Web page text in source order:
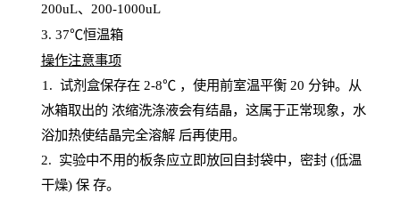
200uL、 200-1000uL
3. 37℃恒温箱
操作注意事项
1. 试剂盒保存在 2-8℃ ，使用前室温平衡 20 分钟。从
冰箱取出的 浓缩洗涤液会有结晶，这属于正常现象，水
浴加热使结晶完全溶解 后再使用。
2. 实验中不用的板条应立即放回自封袋中，密封(低温
干燥) 保 存。